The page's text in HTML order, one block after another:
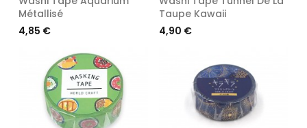
Métallisé
Prix
4,85 €
Taupe Kawaii
Prix
4,90 €